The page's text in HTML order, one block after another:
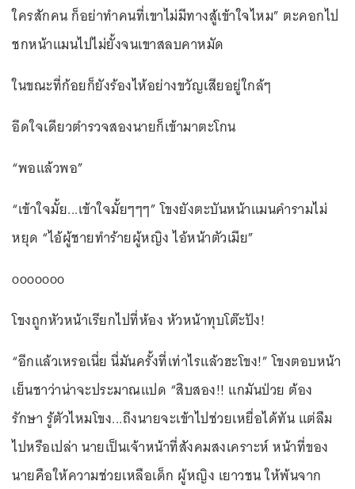
ใครสักคน ก็อย่าทำคนที่เขาไม่มีทางสู้เข้าใจไหม” ตะคอกไป
ชกหน้าแมนไปไม่ยั้งจนเขาสลบคาหมัด
ในขณะที่ก้อยก็ยังร้องไห้อย่างขวัญเสียอยู่ใกล้ๆ
อึดใจเดียวตำรวจสองนายก็เข้ามาตะโกน
“พอแล้วพอ”
“เข้าใจมั้ย...เข้าใจมั้ยๆๆๆ” โขงยังตะบันหน้าแมนคำรามไม่
หยุด “ไอ้ผู้ชายทำร้ายผู้หญิง ไอ้หน้าตัวเมีย”
ooooooo
โขงถูกหัวหน้าเรียกไปที่ห้อง หัวหน้าทุบโต๊ะปัง!
“อีกแล้วเหรอเนี่ย นี่มันครั้งที่เท่าไรแล้วฮะโขง!” โขงตอบหน้า
เย็นชาว่าน่าจะประมาณแปด “สิบสอง!! แกมันป่วย ต้อง
รักษา รู้ตัวไหมโขง...ถึงนายจะเข้าไปช่วยเหยื่อได้ทัน แต่ลืม
ไปหรือเปล่า นายเป็นเจ้าหน้าที่สังคมสงเคราะห์ หน้าที่ของ
นายคือให้ความช่วยเหลือเด็ก ผู้หญิง เยาวชน ให้พ้นจาก